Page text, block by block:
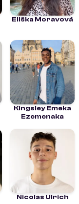
Eliška Moravová
Kingsley Emeka
Ezemenaka
Nicolas Ulrich